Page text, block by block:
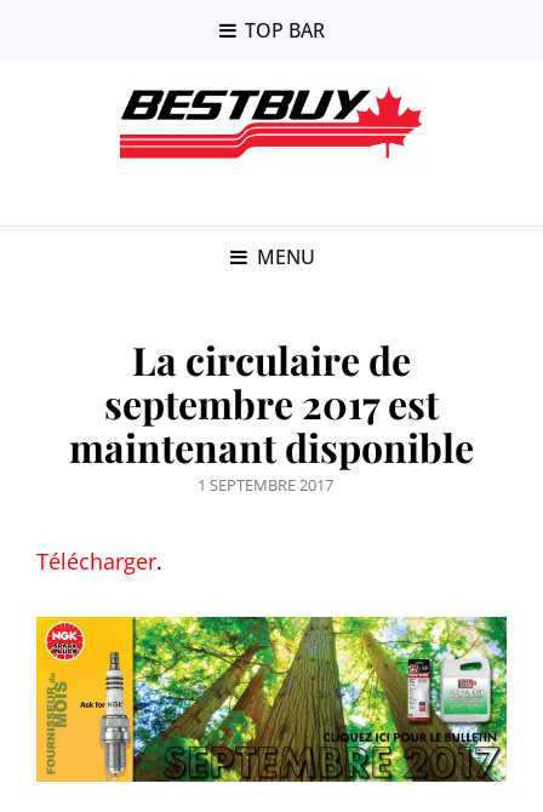
TOP BAR
MENU
La circulaire de
septembre 2017 est
maintenant disponible
POSTED
1 SEPTEMBRE 2017
Télécharger.